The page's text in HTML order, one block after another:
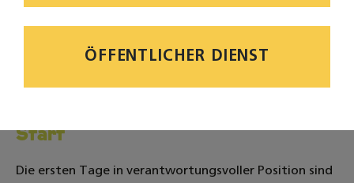
Start
Die ersten Tage in verantwortungsvoller Position sind
ÖFFENTLICHER DIENST